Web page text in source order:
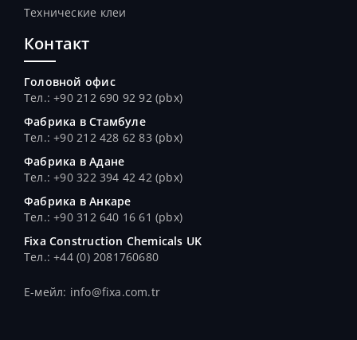
Технические клеи
Контакт
Головной офис
Тел.: +90 212 690 92 92 (pbx)
Фабрика в Стамбуле
Тел.: +90 212 428 62 83 (pbx)
Фабрика в Адане
Тел.: +90 322 394 42 42 (pbx)
Фабрика в Анкаре
Тел.: +90 312 640 16 61 (pbx)
Fixa Construction Chemicals UK
Тел.: +44 (0) 2081760680
E-мейл: info@fixa.com.tr